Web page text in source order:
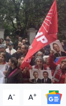
A- A+